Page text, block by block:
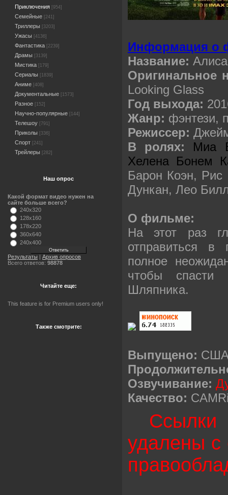
Приключения [954]
Семейные [241]
Триллеры [3203]
Ужасы [4136]
Фантастика [2239]
Драмы [3139]
Мистика [179]
Сериалы [1839]
Аниме [408]
Документальные [1573]
Разное [152]
Научно-популярные [144]
Телешоу [791]
Приколы [336]
Спорт [241]
Трейлеры [282]
Наш опрос
Какой формат видео нужен на
сайте больше всего?
240x320
128x160
178x220
360x640
240x400
Результаты | Архив опросов
Всего ответов: 98878
Читайте еще:
This feature is for Premium users only!
Также смотрите:
Информация о
Название:
Оригинальное
Looking Glass
Год выхода:
Жанр: фэнтези,
Режиссер:
В ролях: Миа
Хелена Бонем
Барон Коэн, Рис
Дункан, Лео
О фильме:
На этот раз
отправиться в
полное
чтобы спасти
Шляпника.
Выпущено: США
Озвучивание:
Качество:
Ссылки
удалены с